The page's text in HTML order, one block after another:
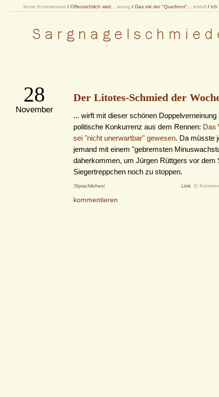
letzte Kommentare / Offensichtlich wird... wuerg / Das mit der "Querfront"... kristof / Ich
28
November
Der Litotes-Schmied der
... wirft mit dieser schönen Doppelverneinung
politische Konkurrenz aus dem Rennen: Das
sei "nicht unerwartbar" gewesen. Da müsste
jemand mit einem "gebremsten
daherkommen, um Jürgen Rüttgers vor dem
Siegertreppchen noch zu stoppen.
[Sprachliches] Link (0
kommentieren